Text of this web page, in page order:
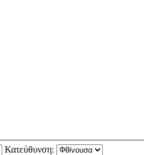
Κατεύθυνση: